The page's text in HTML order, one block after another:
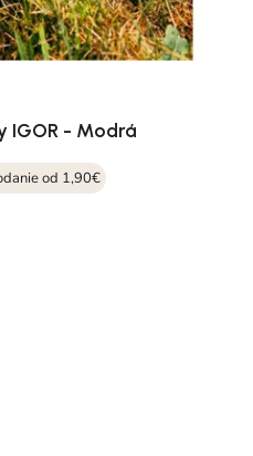
IGOR - Modrá
od 1,90€